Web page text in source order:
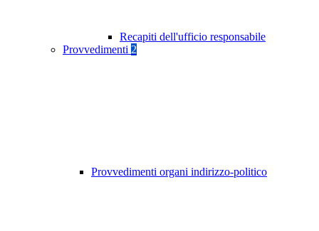
Recapiti dell'ufficio responsabile
Provvedimenti 2
Provvedimenti organi indirizzo-politico